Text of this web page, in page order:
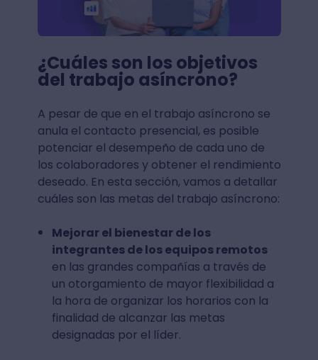
¿Cuáles son los objetivos
del trabajo asíncrono?
A pesar de que en el trabajo asíncrono se
anula el contacto presencial, es posible
potenciar el desempeño de cada uno de
los colaboradores y obtener el rendimiento
deseado. En esta sección, vamos a detallar
cuáles son las metas del trabajo asíncrono:
Mejorar el bienestar de los
integrantes de los equipos remotos
en las grandes compañías a través de
un otorgamiento de mayor flexibilidad a
la hora de organizar los horarios con la
finalidad de alcanzar las metas
designadas por el líder.